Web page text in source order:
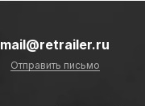
mail@retrailer.ru
Отправить письмо